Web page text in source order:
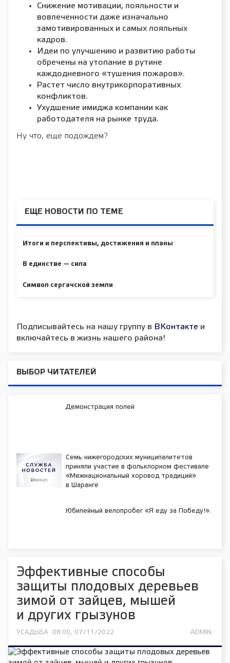
Снижение мотивации, лояльности и
вовлеченности даже изначально
замотивированных и самых лояльных
кадров.
Идеи по улучшению и развитию работы
обречены на утопание в рутине
каждодневного «тушения пожаров».
Растет число внутрикорпоративных
конфликтов.
Ухудшение имиджа компании как
работодателя на рынке труда.
Ну что, еще подождем?
ЕЩЕ НОВОСТИ ПО ТЕМЕ
Итоги и перспективы, достижения и планы
В единстве — сила
Символ сергачской земли
Подписывайтесь на нашу группу в ВКонтакте и
включайтесь в жизнь нашего района!
ВЫБОР ЧИТАТЕЛЕЙ
Демонстрация полей
Семь нижегородских муниципалитетов
приняли участие в фольклорном фестивале
«Межнациональный хоровод традиций»
в Шаранге
Юбилейный велопробег «Я еду за Победу!».
Эффективные способы
защиты плодовых деревьев
зимой от зайцев, мышей
и других грызунов
УСАДЬБА 08:00, 07/11/2022 ADMIN